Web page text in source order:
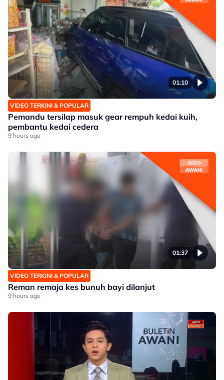
01:10
VIDEO TERKINI & POPULAR
Pemandu tersilap masuk gear rempuh kedai kuih,
pembantu kedai cedera
9 hours ago
01:37
VIDEO TERKINI & POPULAR
Reman remaja kes bunuh bayi dilanjut
9 hours ago